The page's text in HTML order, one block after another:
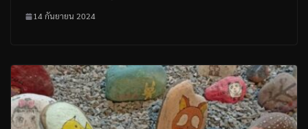
14 กันยายน 2024